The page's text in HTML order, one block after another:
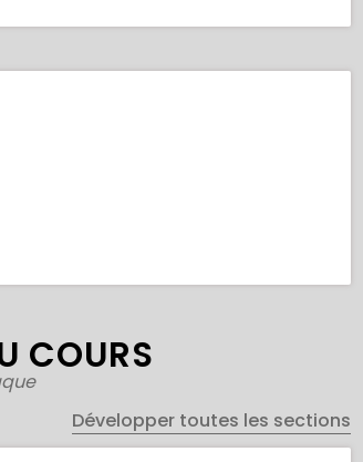
COURS
Développer toutes les sections